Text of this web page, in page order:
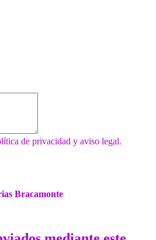
de privacidad y aviso legal.
Bracamonte